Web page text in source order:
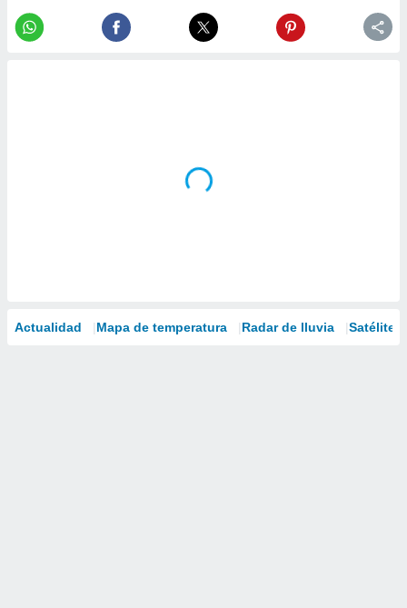
Actualidad Mapa de temperatura Radar de lluvia Satélites